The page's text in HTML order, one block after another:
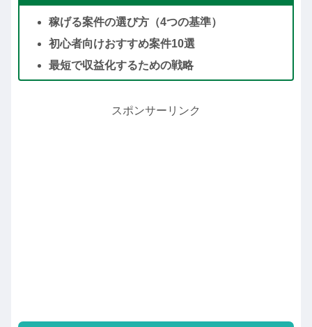
稼げる案件の選び方（4つの基準）
初心者向けおすすめ案件10選
最短で収益化するための戦略
スポンサーリンク